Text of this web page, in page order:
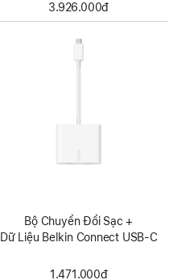
3.926.000đ
Bộ Chuyển Đổi Sạc +
Dữ Liệu Belkin Connect USB-C
1.471.000đ